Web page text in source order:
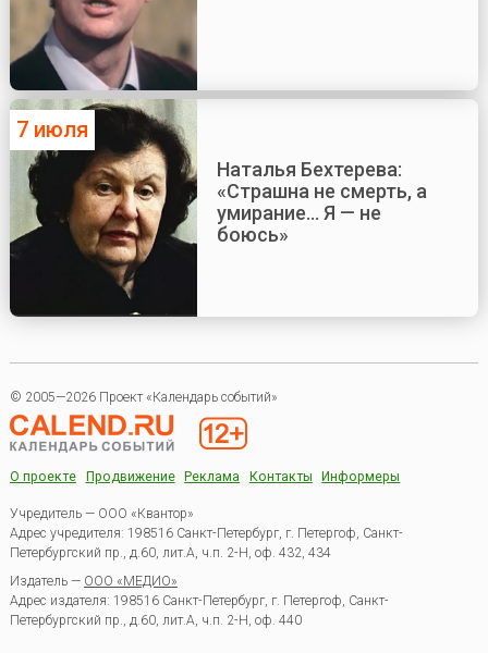
7 июля
Наталья Бехтерева:
«Страшна не смерть, а
умирание... Я — не
боюсь»
© 2005—2026 Проект «Календарь событий»
О проекте Продвижение Реклама Контакты Информеры
Учредитель — ООО «Квантор»
Адрес учредителя: 198516 Санкт-Петербург, г. Петергоф, Санкт-
Петербургский пр., д.60, лит.А, ч.п. 2-Н, оф. 432, 434
Издатель — ООО «МЕДИО»
Адрес издателя: 198516 Санкт-Петербург, г. Петергоф, Санкт-
Петербургский пр., д.60, лит.А, ч.п. 2-Н, оф. 440